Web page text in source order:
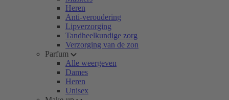
Heren
Anti-veroudering
Lipverzorging
Tandheelkundige zorg
Verzorging van de zon
Parfum
Alle weergeven
Dames
Heren
Unisex